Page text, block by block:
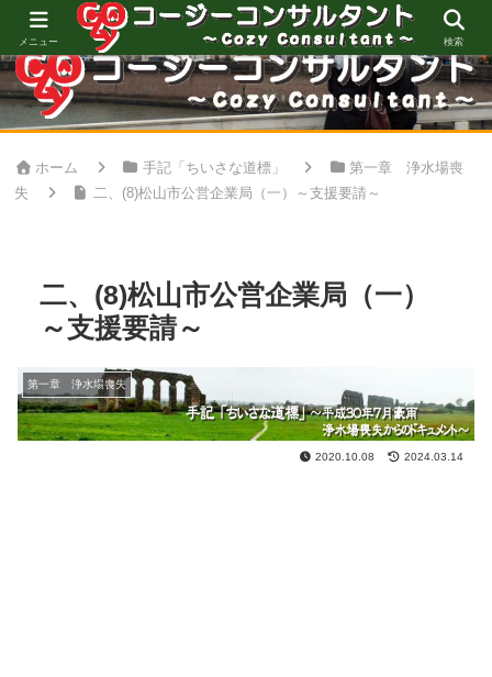
心地良い空間創りをお手伝い
ホーム 手記「ちいさな道標」
第一章 浄水場喪
失
二、(8)松山市公営企業局（一）～支援要請～
二、(8)松山市公営企業局（一）
～支援要請～
第一章 浄水場喪失
2020.10.08 2024.03.14
メニュー 検索